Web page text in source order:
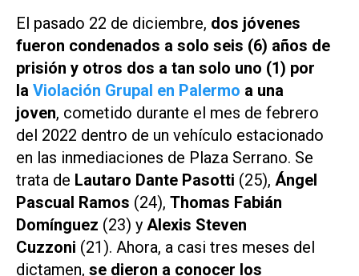
El pasado 22 de diciembre, dos jóvenes
fueron condenados a solo seis (6) años de
prisión y otros dos a tan solo uno (1) por
la Violación Grupal en Palermo a una
joven, cometido durante el mes de febrero
del 2022 dentro de un vehículo estacionado
en las inmediaciones de Plaza Serrano. Se
trata de Lautaro Dante Pasotti (25), Ángel
Pascual Ramos (24), Thomas Fabián
Domínguez (23) y Alexis Steven
Cuzzoni (21). Ahora, a casi tres meses del
dictamen, se dieron a conocer los